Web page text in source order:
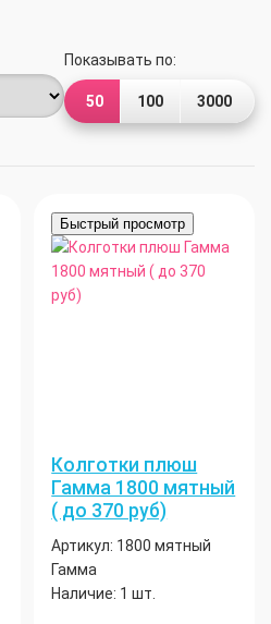
Показывать по:
50 100 3000
Быстрый просмотр
Колготки плюш
Гамма 1800 мятный
( до 370 руб)
Артикул: 1800 мятный
Гамма
Наличие: 1 шт.